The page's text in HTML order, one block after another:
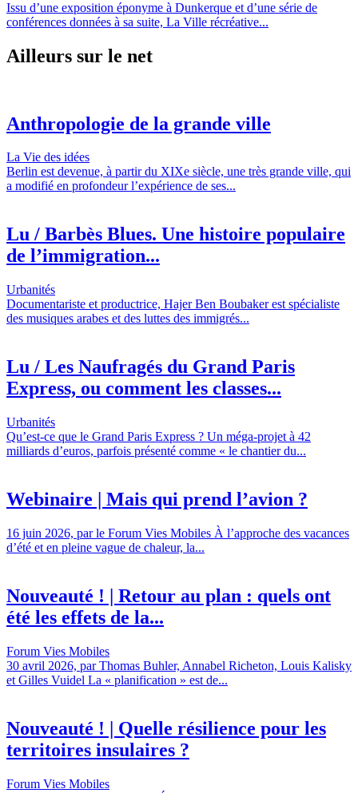
Issu d’une exposition éponyme à Dunkerque et d’une série de
conférences données à sa suite, La Ville récréative...
Ailleurs sur le net
Anthropologie de la grande ville
La Vie des idées
Berlin est devenue, à partir du XIXe siècle, une très grande ville, qui
a modifié en profondeur l’expérience de ses...
Lu / Barbès Blues. Une histoire populaire
de l’immigration...
Urbanités
Documentariste et productrice, Hajer Ben Boubaker est spécialiste
des musiques arabes et des luttes des immigrés...
Lu / Les Naufragés du Grand Paris
Express, ou comment les classes...
Urbanités
Qu’est-ce que le Grand Paris Express ? Un méga-projet à 42
milliards d’euros, parfois présenté comme « le chantier du...
Webinaire | Mais qui prend l’avion ?
16 juin 2026, par le Forum Vies Mobiles À l’approche des vacances
d’été et en pleine vague de chaleur, la...
Nouveauté ! | Retour au plan : quels ont
été les effets de la...
Forum Vies Mobiles
30 avril 2026, par Thomas Buhler, Annabel Richeton, Louis Kalisky
et Gilles Vuidel La « planification » est de...
Nouveauté ! | Quelle résilience pour les
territoires insulaires ?
Forum Vies Mobiles